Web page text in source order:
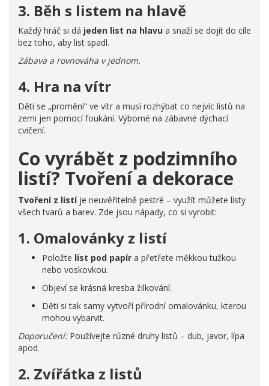
3. Běh s listem na hlavě
Každý hráč si dá jeden list na hlavu a snaží se dojít do cíle
bez toho, aby list spadl.
Zábava a rovnováha v jednom.
4. Hra na vítr
Děti se „promění“ ve vítr a musí rozhýbat co nejvíc listů na
zemi jen pomocí foukání. Výborné na zábavné dýchací
cvičení.
Co vyrábět z podzimního
listí? Tvoření a dekorace
Tvoření z listíje neuvěřitelně pestré – využít můžete listy
všech tvarů a barev. Zde jsou nápady, co si vyrobit:
1. Omalovánky z listí
Položte list pod papír a přetřete měkkou tužkou
nebo voskovkou.
Objeví se krásná kresba žilkování.
Děti si tak samy vytvoří přírodní omalovánku, kterou
mohou vybarvit.
Doporučení:Používejte různé druhy listů – dub, javor, lípa
apod.
2. Zvířátka z listů